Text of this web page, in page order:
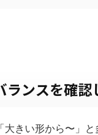
ンスを確認
大きい形から〜」